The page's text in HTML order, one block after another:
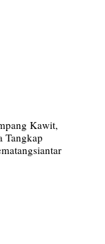
Kawit,
Tangkap